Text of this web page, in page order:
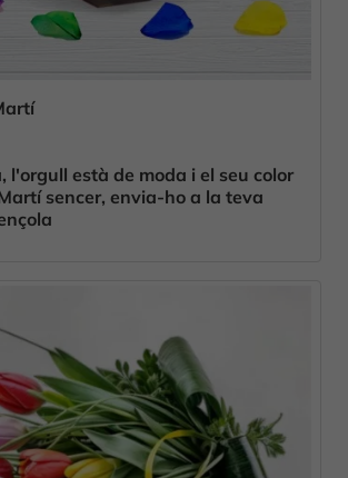
l'orgull està de moda i el seu color
sencer, envia-ho a la teva